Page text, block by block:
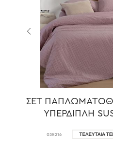
ΣΕΤ
ΥΠΕΡΔΙΠΛΗ
038216